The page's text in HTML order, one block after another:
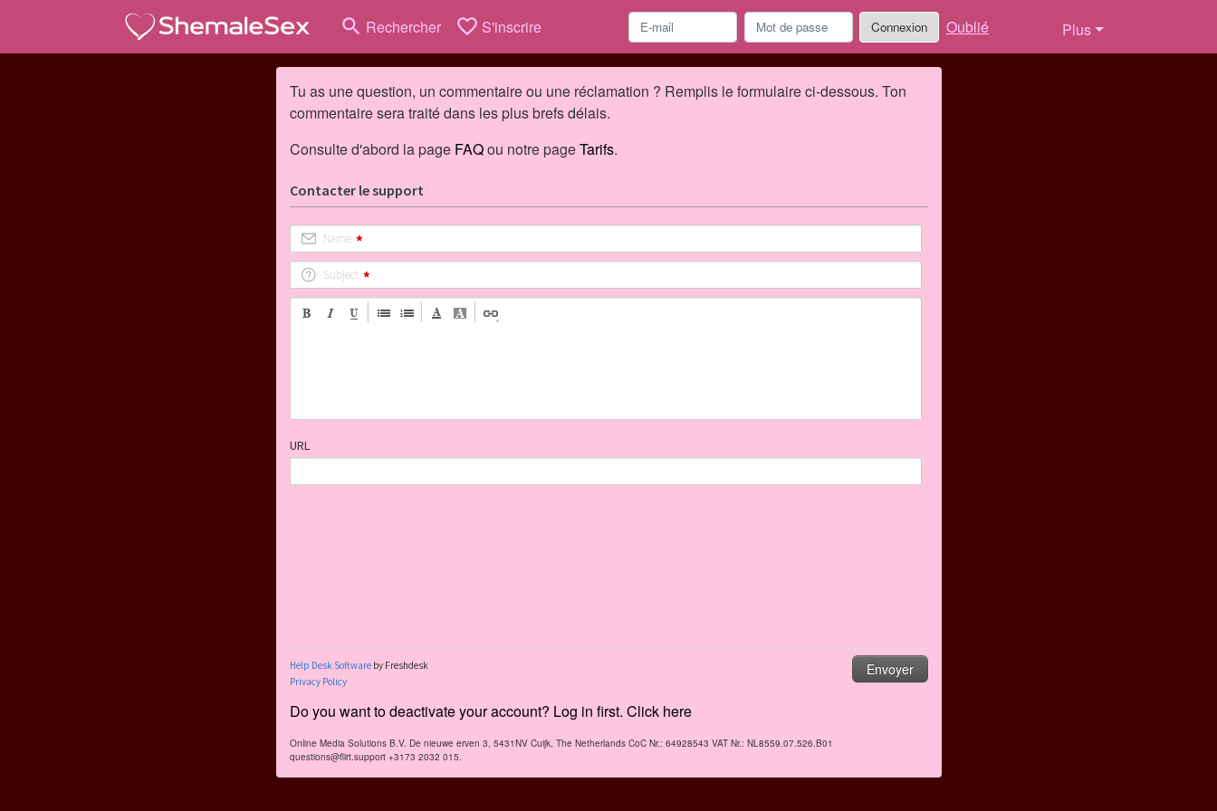
search Rechercher favorite_border S'inscrire Connexion Oublié Plus
Tu as une question, un commentaire ou une réclamation ? Remplis le formulaire ci-dessous. Ton
commentaire sera traité dans les plus brefs délais.
Consulte d'abord la page FAQou notre pageTarifs.
Do you want to deactivate your account? Log in first. Click here
Online Media Solutions B.V. De nieuwe erven 3, 5431NV Cuijk, The Netherlands CoC Nr.: 64928543 VAT Nr.: NL8559.07.526.B01
questions@flirt.support +3173 2032 015.